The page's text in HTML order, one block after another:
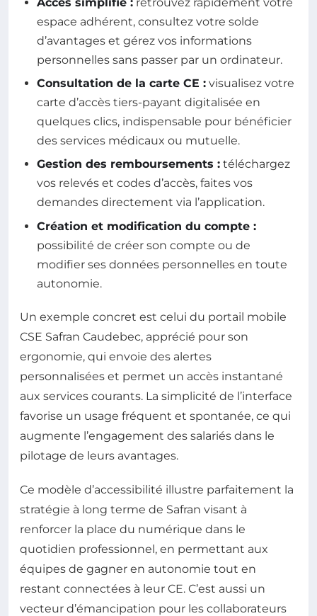
espace adhérent, consultez votre solde
d’avantages et gérez vos informations
personnelles sans passer par un ordinateur.
Consultation de la carte CE : visualisez votre
carte d’accès tiers-payant digitalisée en
quelques clics, indispensable pour bénéficier
des services médicaux ou mutuelle.
Gestion des remboursements : téléchargez
vos relevés et codes d’accès, faites vos
demandes directement via l’application.
Création et modification du compte :
possibilité de créer son compte ou de
modifier ses données personnelles en toute
autonomie.
Un exemple concret est celui du portail mobile
CSE Safran Caudebec, apprécié pour son
ergonomie, qui envoie des alertes
personnalisées et permet un accès instantané
aux services courants. La simplicité de l’interface
favorise un usage fréquent et spontanée, ce qui
augmente l’engagement des salariés dans le
pilotage de leurs avantages.
Ce modèle d’accessibilité illustre parfaitement la
stratégie à long terme de Safran visant à
renforcer la place du numérique dans le
quotidien professionnel, en permettant aux
équipes de gagner en autonomie tout en
restant connectées à leur CE. C’est aussi un
vecteur d’émancipation pour les collaborateurs